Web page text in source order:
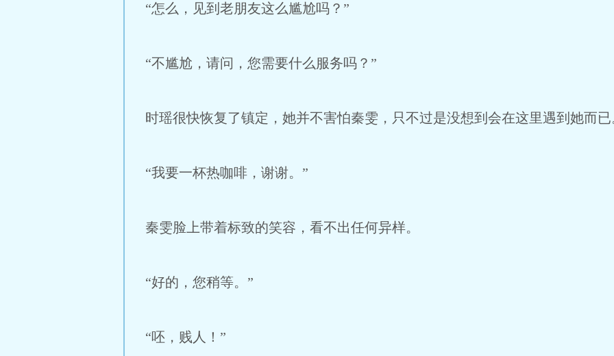
“怎么，见到老朋友这么尴尬吗？”
“不尴尬，请问，您需要什么服务吗？”
时瑶很快恢复了镇定，她并不害怕秦雯，只不过是没想到会在这里遇到她而已
“我要一杯热咖啡，谢谢。”
秦雯脸上带着标致的笑容，看不出任何异样。
“好的，您稍等。”
“呸，贱人！”